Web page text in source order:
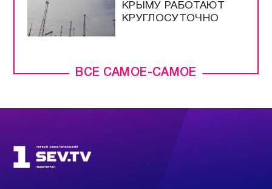
ВСЕ САМОЕ-САМОЕ
КРЫМУ РАБОТАЮТ
КРУГЛОСУТОЧНО